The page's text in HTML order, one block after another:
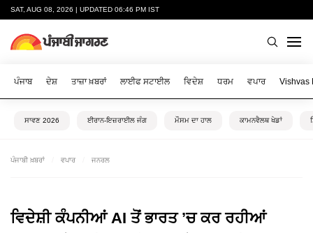
SAT, AUG 08, 2026 | UPDATED 06:46 PM IST
ਪੰਜਾਬ ਦੇਸ਼ ਤਾਜ਼ਾ ਖ਼ਬਰਾਂ ਲਾਈਫ ਸਟਾਈਲ ਵਿਦੇਸ਼ ਧਰਮ ਵਪਾਰ Vishvas
ਸਾਵਣ 2026 ਈਰਾਨ-ਇਜ਼ਰਾਈਲ ਜੰਗ ਮੌਸਮ ਦਾ ਹਾਲ ਕਾਮਨਵੈਲਥ ਖੇਡਾਂ
ਪੰਜਾਬੀ ਖ਼ਬਰਾਂ ਵਪਾਰ ਜਨਰਲ
ਵਿਦੇਸ਼ੀ ਕੰਪਨੀਆਂ AI ਤੋਂ ਭਾਰਤ ’ਚ ਕਰ ਰਹੀਆਂ